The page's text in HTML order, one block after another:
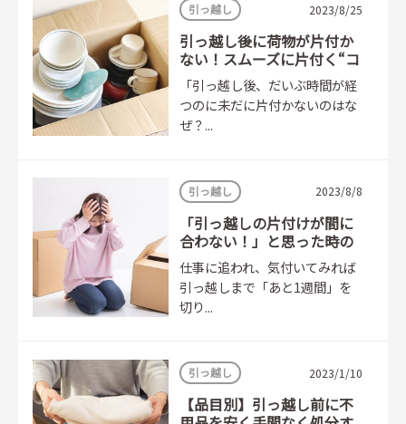
引っ越し 2023/8/25
引っ越し後に荷物が片付か
ない！スムーズに片付く“コ
ツと手順”
「引っ越し後、だいぶ時間が経
つのに未だに片付かないのはな
ぜ？...
引っ越し 2023/8/8
「引っ越しの片付けが間に
合わない！」と思った時の
最終手段は？
仕事に追われ、気付いてみれば
引っ越しまで「あと1週間」を
切り...
引っ越し 2023/1/10
【品目別】引っ越し前に不